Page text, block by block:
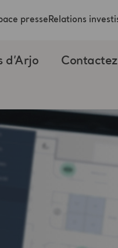
d’Arjo
presseRelations